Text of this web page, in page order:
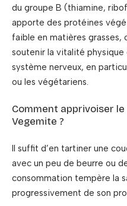
du groupe B (thiamine,
apporte des protéines
faible en matières grasses,
soutenir la vitalité
système nerveux, en
ou les végétariens.
Comment apprivoiser
Vegemite ?
Il suffit d’en tartiner une
avec un peu de beurre ou
consommation tempère la
progressivement de son